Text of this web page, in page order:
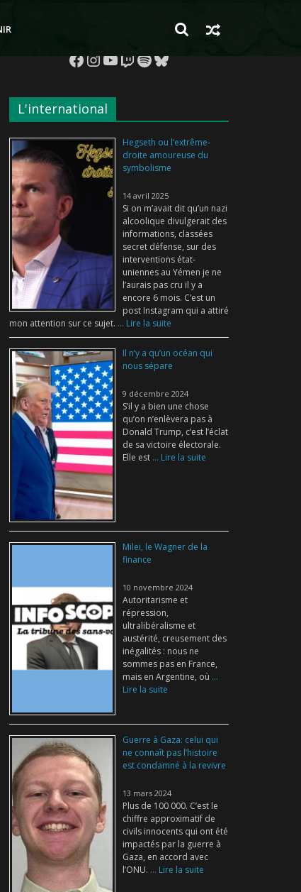
Facebook
Instagram
YouTube
Twitch
Spotify
Bluesky
L'international
Hegseth ou l’extrême-
droite amoureuse du
symbolisme
14 avril 2025
Si on m’avait dit qu’un nazi
alcoolique divulgerait des
informations, classées
secret défense, sur des
interventions état-
uniennes au Yémen je ne
l’aurais pas cru il y a
encore 6 mois. C’est un
post Instagram qui a attiré
mon attention sur ce sujet. ... Lire la suite
Il n’y a qu’un océan qui
nous sépare
9 décembre 2024
S’il y a bien une chose
qu’on n’enlèvera pas à
Donald Trump, c’est l’éclat
de sa victoire électorale.
Elle est ... Lire la suite
Milei, le Wagner de la
finance
10 novembre 2024
Autoritarisme et
répression,
ultralibéralisme et
austérité, creusement des
inégalités : nous ne
sommes pas en France,
mais en Argentine, où ...
Lire la suite
Guerre à Gaza: celui qui
ne connaît pas l’histoire
est condamné à la revivre
13 mars 2024
Plus de 100 000. C’est le
chiffre approximatif de
civils innocents qui ont été
impactés par la guerre à
Gaza, en accord avec
l’ONU. ... Lire la suite